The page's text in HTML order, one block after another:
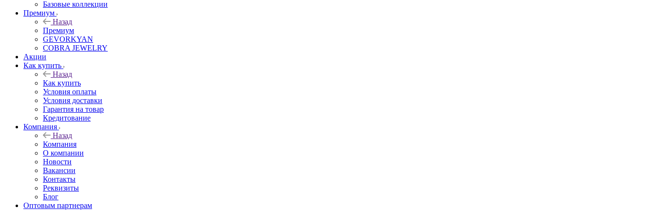
Базовые коллекции
Премиум
Назад
Премиум
GEVORKYAN
COBRA JEWELRY
Акции
Как купить
Назад
Как купить
Условия оплаты
Условия доставки
Гарантия на товар
Кредитование
Компания
Назад
Компания
О компании
Новости
Вакансии
Контакты
Реквизиты
Блог
Оптовым партнерам